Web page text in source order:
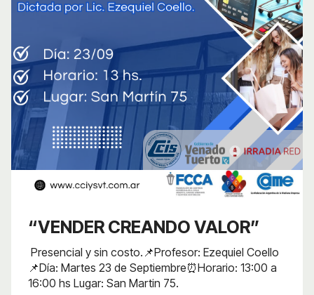
“VENDER CREANDO VALOR”
Presencial y sin costo.📌Profesor: Ezequiel Coello
📌Día: Martes 23 de Septiembre⏰Horario: 13:00 a
16:00 hs Lugar: San Martin 75.